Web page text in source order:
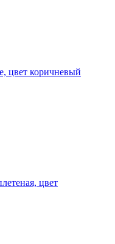
цвет коричневый
цвет